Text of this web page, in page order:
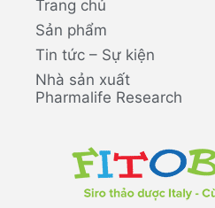
Trang chủ
Sản phẩm
Tin tức – Sự kiện
Nhà sản xuất
Pharmalife Research